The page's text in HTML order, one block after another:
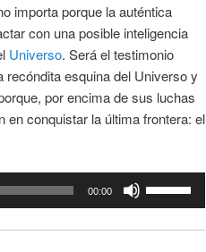
importa porque la auténtica
con una posible inteligencia
Universo. Será el testimonio
esquina del Universo y
por encima de sus luchas
conquistar la última frontera: el
00:00